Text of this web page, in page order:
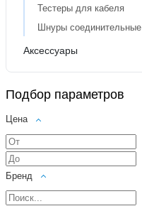
Тестеры для кабеля
Шнуры соединительные
Аксессуары
Подбор параметров
Цена
Бренд